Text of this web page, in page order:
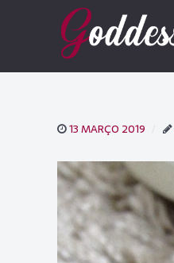
13 MARÇO 2019